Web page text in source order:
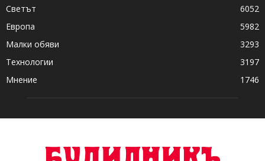
Светът
6052
Европа
5982
Малки обяви
3293
Технологии
3197
Мнение
1746